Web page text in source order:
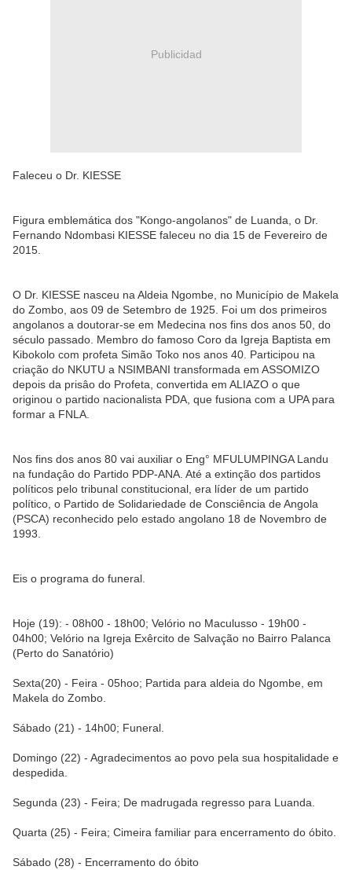
Publicidad
Faleceu o Dr. KIESSE
Figura emblemática dos "Kongo-angolanos" de Luanda, o Dr.
Fernando Ndombasi KIESSE faleceu no dia 15 de Fevereiro de
2015.
O Dr. KIESSE nasceu na Aldeia Ngombe, no Município de Makela
do Zombo, aos 09 de Setembro de 1925. Foi um dos primeiros
angolanos a doutorar-se em Medecina nos fins dos anos 50, do
século passado. Membro do famoso Coro da Igreja Baptista em
Kibokolo com profeta Simão Toko nos anos 40. Participou na
criação do NKUTU a NSIMBANI transformada em ASSOMIZO
depois da prisâo do Profeta, convertida em ALIAZO o que
originou o partido nacionalista PDA, que fusiona com a UPA para
formar a FNLA.
Nos fins dos anos 80 vai auxiliar o Eng° MFULUMPINGA Landu
na fundaçâo do Partido PDP-ANA. Até a extinção dos partidos
políticos pelo tribunal constitucional, era líder de um partido
político, o Partido de Solidariedade de Consciência de Angola
(PSCA) reconhecido pelo estado angolano 18 de Novembro de
1993.
Eis o programa do funeral.
Hoje (19): - 08h00 - 18h00; Velório no Maculusso - 19h00 -
04h00; Velório na Igreja Exêrcito de Salvação no Bairro Palanca
(Perto do Sanatório)
Sexta(20) - Feira - 05hoo; Partida para aldeia do Ngombe, em
Makela do Zombo.
Sábado (21) - 14h00; Funeral.
Domingo (22) - Agradecimentos ao povo pela sua hospitalidade e
despedida.
Segunda (23) - Feira; De madrugada regresso para Luanda.
Quarta (25) - Feira; Cimeira familiar para encerramento do óbito.
Sábado (28) - Encerramento do óbito